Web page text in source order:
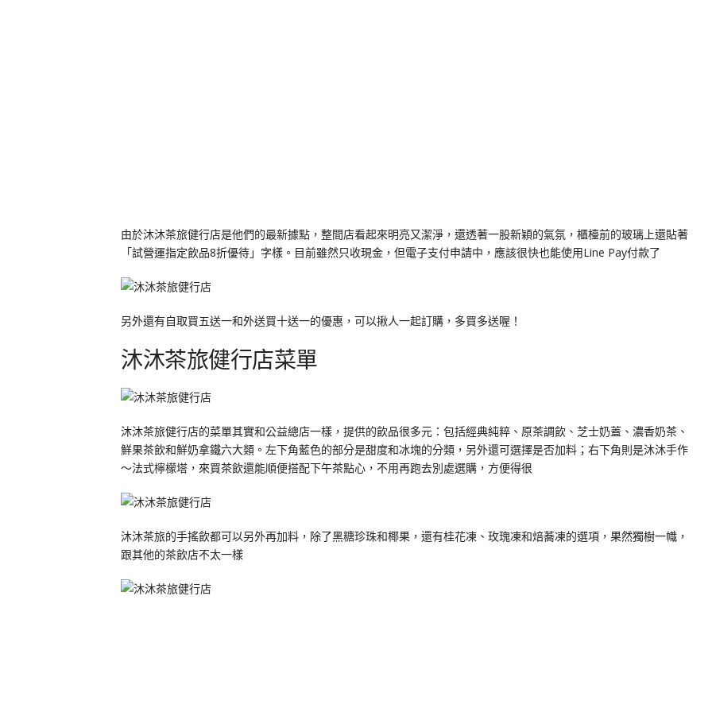
由於沐沐茶旅健行店是他們的最新據點，整間店看起來明亮又潔淨，還透著一股新穎的氣氛，櫃檯前的玻璃上還貼著
「試營運指定飲品8折優待」字樣。目前雖然只收現金，但電子支付申請中，應該很快也能使用Line Pay付款了
另外還有自取買五送一和外送買十送一的優惠，可以揪人一起訂購，多買多送喔！
沐沐茶旅健行店菜單
沐沐茶旅健行店的菜單其實和公益總店一樣，提供的飲品很多元：包括經典純粹、原茶調飲、芝士奶蓋、濃香奶茶、
鮮果茶飲和鮮奶拿鐵六大類。左下角藍色的部分是甜度和冰塊的分類，另外還可選擇是否加料；右下角則是沐沐手作
～法式檸檬塔，來買茶飲還能順便搭配下午茶點心，不用再跑去別處選購，方便得很
沐沐茶旅的手搖飲都可以另外再加料，除了黑糖珍珠和椰果，還有桂花凍、玫瑰凍和焙蕎凍的選項，果然獨樹一幟，
跟其他的茶飲店不太一樣